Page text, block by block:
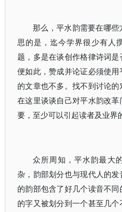
那么，平水韵需要在哪
思的是，迄今学界很少有人
题，多是在谈创作格律诗词
便如此，赞成并论证必须使
的文章也不多。找不到讨论
在这里谈谈自己对平水韵改
要，至少可以引起读者及业界
众所周知，平水韵最大
杂，韵部划分也与现代人的
的韵部包含了好几个读音不
的字又被划分到一个甚至几